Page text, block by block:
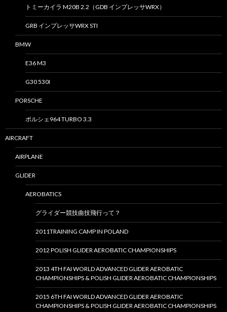
トミーカイラ M20B 2.2（GDB インプレッサWRX）
GRB インプレッサWRX STI
BMW
E36 M3
G30 530I
PORSCHE
ポルシェ964 TURBO 3.3
AIRCRAFT
AIRPLANE
GLIDER
AEROBATICS
グライダー競技曲技飛行って？
2011TRAINING CAMP IN POLAND
2012 POLISH GLIDER AEROBATIC CHAMPIONSHIPS
2013 4TH FAI WORLD ADVANCED GLIDER AEROBATIC
CHAMPIONSHIPS & POLISH GLIDER AEROBATIC CHAMPIONSHIPS
2015 6TH FAI WORLD ADVANCED GLIDER AEROBATIC
CHAMPIONSHIPS & POLISH GLIDER AEROBATIC CHAMPIONSHIPS